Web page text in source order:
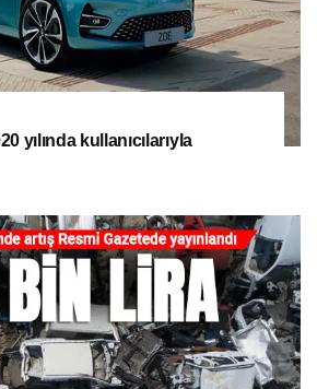
yılında kullanıcılarıyla